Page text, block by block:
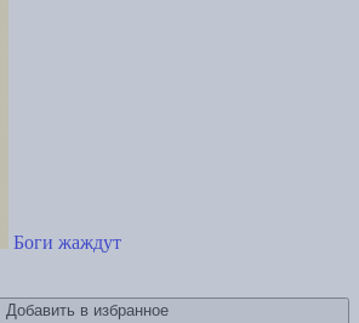
Боги жаждут
Добавить в избранное